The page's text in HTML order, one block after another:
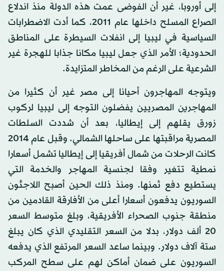
إلى أوروبا، غير أن الفوضى عمت هذه الدولة منذ اندلاع
الصراع المسلح داخلها عام 2011، كما أدت الاضطرابات
السياسية في ليبيا إلى انفلات السيطرة على المناطق
الحدودية؛ الأمر الذي جعل ليبيا مكانا جذابا للهجرة غير
الشرعية على الرغم من المخاطر المتزايدة.
ويتوجه المهاجرون أحيانا إلى مصر غير أن كثيرا من
المهاجرين المصريين يفضلون التوجه إلى ليبيا لركوب
زورق يقلهم إلى إيطاليا، بعد أن شددت السلطات
المصرية مراقبتها على ساحلها الشمالي. وقبل عام 2014
كانت الرحلات من شمال أفريقيا إلى إيطاليا تشمل أسعارا
نمطية تتغير وفقا لجنسية المهاجر والخدمة التي
يستطيع دفع ثمنها. ومنذ ذلك الحين أصبح اللاجئون
السوريون يدفعون أسعارا أعلى من الأفارقة القادمين من
منطقة جنوب الصحراء الأفريقية، وبلغ متوسط السعر
20 ألف دولار، بدلا من السعر التقليدي الذي كان يبلغ
ستة آلاف دولار. وبينما ساعد السعر المرتفع الذي يدفعه
السوريون على ضمان أماكن لهم على سطح المركب